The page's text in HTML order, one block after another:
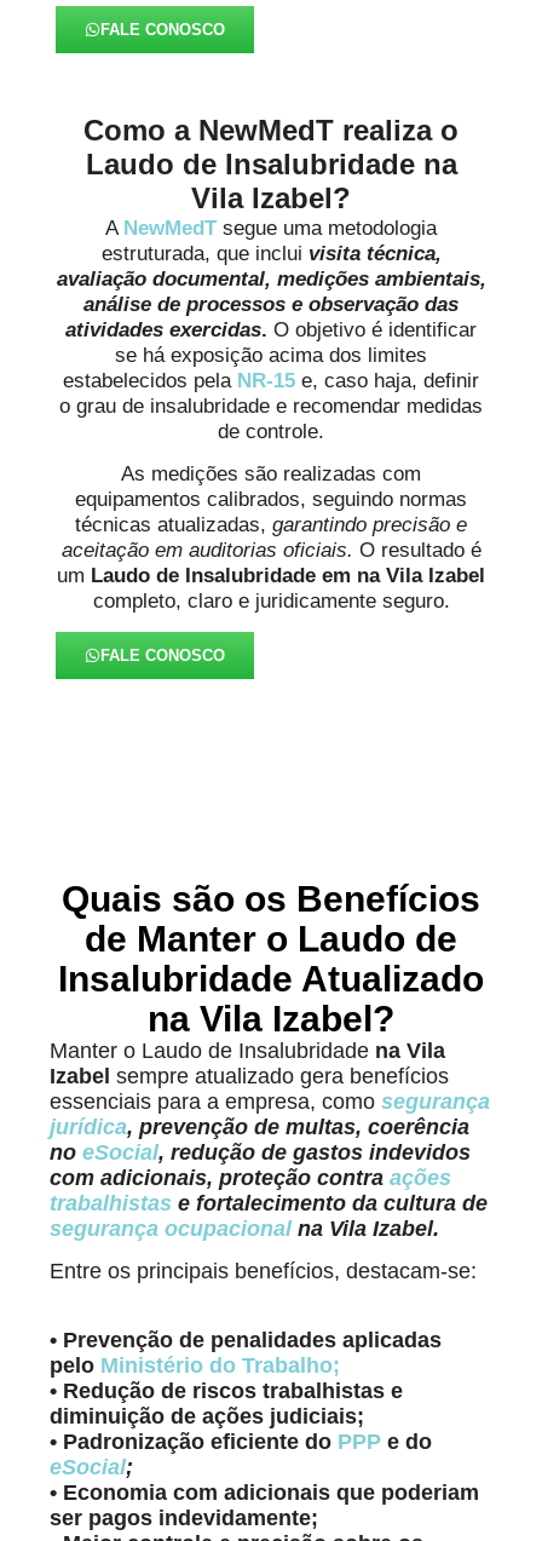
FALE CONOSCO
Como a NewMedT realiza o
Laudo de Insalubridade na
Vila Izabel?
A NewMedT segue uma metodologia
estruturada, que inclui visita técnica,
avaliação documental, medições ambientais,
análise de processos e observação das
atividades exercidas. O objetivo é identificar
se há exposição acima dos limites
estabelecidos pela NR-15 e, caso haja, definir
o grau de insalubridade e recomendar medidas
de controle.
As medições são realizadas com
equipamentos calibrados, seguindo normas
técnicas atualizadas, garantindo precisão e
aceitação em auditorias oficiais. O resultado é
um Laudo de Insalubridade em na Vila Izabel
completo, claro e juridicamente seguro.
FALE CONOSCO
Quais são os Benefícios
de Manter o Laudo de
Insalubridade Atualizado
na Vila Izabel?
Manter o Laudo de Insalubridade na Vila
Izabel sempre atualizado gera benefícios
essenciais para a empresa, comosegurança
jurídica, prevenção de multas, coerência
noeSocial, redução de gastos indevidos
com adicionais, proteção contraações
trabalhistas e fortalecimento da cultura de
segurança ocupacionalna Vila Izabel.
Entre os principais benefícios, destacam-se:
• Prevenção de penalidades aplicadas
pelo Ministério do Trabalho;
• Redução de riscos trabalhistas e
diminuição de ações judiciais;
• Padronização eficiente do PPP e do
eSocial;
• Economia com adicionais que poderiam
ser pagos indevidamente;